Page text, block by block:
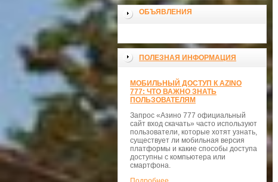
ОБЪЯВЛЕНИЯ
ПОЛЕЗНАЯ ИНФОРМАЦИЯ
МОБИЛЬНЫЙ ДОСТУП К AZINO
777: ЧТО ВАЖНО ЗНАТЬ
ПОЛЬЗОВАТЕЛЯМ
Запрос «Азино 777 официальный
сайт вход скачать» часто используют
пользователи, которые хотят узнать,
существует ли мобильная версия
платформы и какие способы доступа
доступны с компьютера или
смартфона.